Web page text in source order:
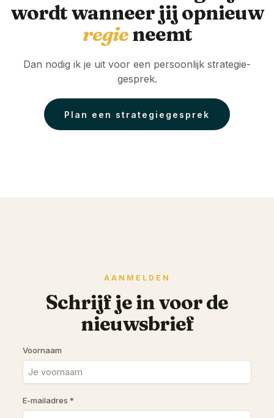
wordt wanneer jij opnieuw
regieneemt
Dan nodig ik je uit voor een persoonlijk strategie-
gesprek.
Plan een strategiegesprek
AANMELDEN
Schrijf je in voor de
nieuwsbrief
Voornaam
E-mailadres *